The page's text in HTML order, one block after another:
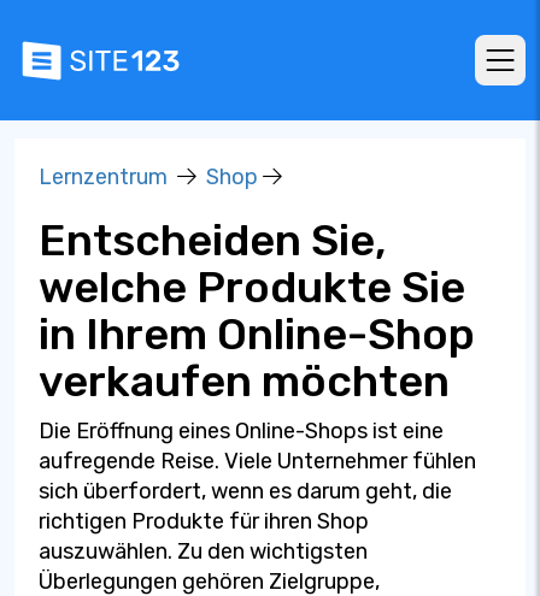
Lernzentrum Shop
Entscheiden Sie,
welche Produkte Sie
in Ihrem Online-Shop
verkaufen möchten
Die Eröffnung eines Online-Shops ist eine
aufregende Reise. Viele Unternehmer fühlen
sich überfordert, wenn es darum geht, die
richtigen Produkte für ihren Shop
auszuwählen. Zu den wichtigsten
Überlegungen gehören Zielgruppe,